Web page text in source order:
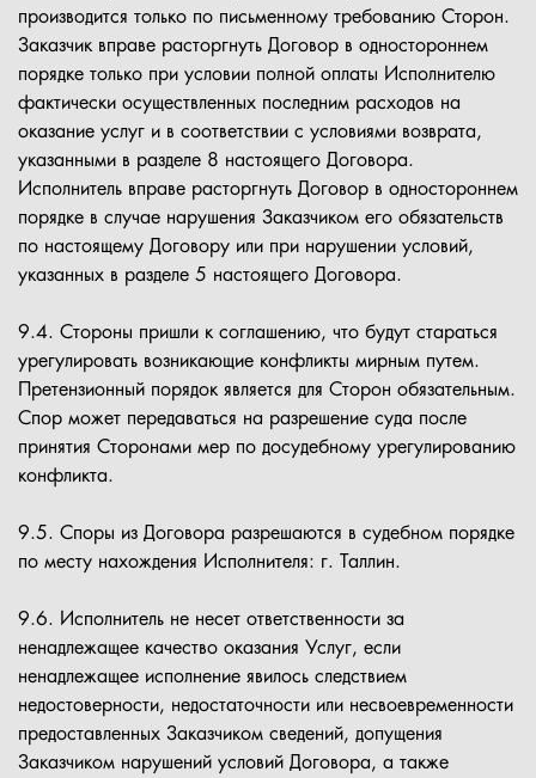
производится только по письменному требованию Сторон.
Заказчик вправе расторгнуть Договор в одностороннем
порядке только при условии полной оплаты Исполнителю
фактически осуществленных последним расходов на
оказание услуг и в соответствии с условиями возврата,
указанными в разделе 8 настоящего Договора.
Исполнитель вправе расторгнуть Договор в одностороннем
порядке в случае нарушения Заказчиком его обязательств
по настоящему Договору или при нарушении условий,
указанных в разделе 5 настоящего Договора.
9.4. Стороны пришли к соглашению, что будут стараться
урегулировать возникающие конфликты мирным путем.
Претензионный порядок является для Сторон обязательным.
Спор может передаваться на разрешение суда после
принятия Сторонами мер по досудебному урегулированию
конфликта.
9.5. Споры из Договора разрешаются в судебном порядке
по месту нахождения Исполнителя: г. Таллин.
9.6. Исполнитель не несет ответственности за
ненадлежащее качество оказания Услуг, если
ненадлежащее исполнение явилось следствием
недостоверности, недостаточности или несвоевременности
предоставленных Заказчиком сведений, допущения
Заказчиком нарушений условий Договора, а также